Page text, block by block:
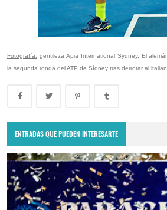
Fotografía: gentileza Apia International Sydney. El
la segunda ronda del ATP de Sídney tras derrotar al
ENTRADAS QUE PUEDEN INTERESARTE